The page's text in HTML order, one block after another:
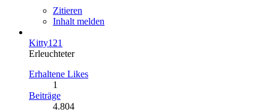
Zitieren
Inhalt melden
Kitty121
Erleuchteter
Erhaltene Likes
1
Beiträge
4.804